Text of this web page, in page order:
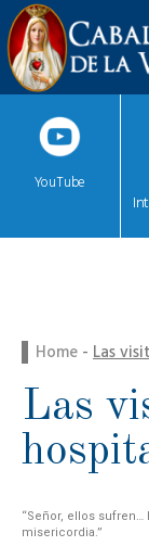
YouTube
Home - Las
Las
“Señor, ellos
misericordia.”